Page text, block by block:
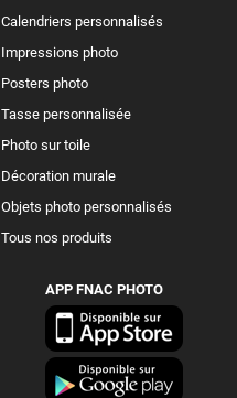
Calendriers personnalisés
Impressions photo
Posters photo
Tasse personnalisée
Photo sur toile
Décoration murale
Objets photo personnalisés
Tous nos produits
APP FNAC PHOTO